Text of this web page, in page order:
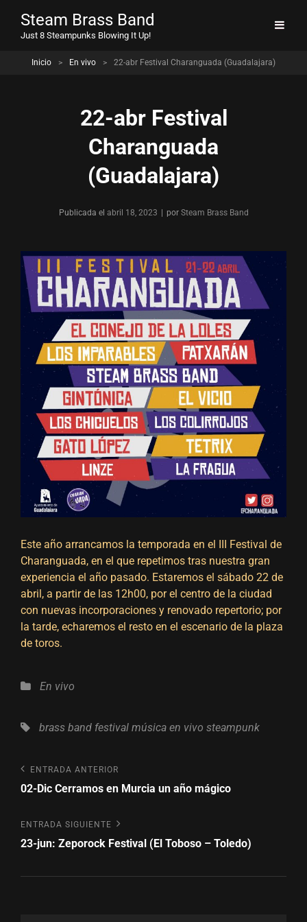
Steam Brass Band
Just 8 Steampunks Blowing It Up!
Inicio > En vivo > 22-abr Festival Charanguada (Guadalajara)
22-abr Festival
Charanguada
(Guadalajara)
Publicada el abril 18, 2023 por Byline
Steam Brass Band
Este año arrancamos la temporada en el III Festival de
Charanguada, en el que repetimos tras nuestra gran
experiencia el año pasado. Estaremos el sábado 22 de
abril, a partir de las 12h00, por el centro de la ciudad
con nuevas incorporaciones y renovado repertorio; por
la tarde, echaremos el resto en el escenario de la plaza
de toros.
Categorías
En vivo
Etiquetas,
brass band festival música en vivo steampunk
Navegación
de
Entrada
anterior
ENTRADA ANTERIOR
02-Dic Cerramos en Murcia un año mágico
Entrada
siguiente
ENTRADA SIGUIENTE
23-jun: Zeporock Festival (El Toboso – Toledo)